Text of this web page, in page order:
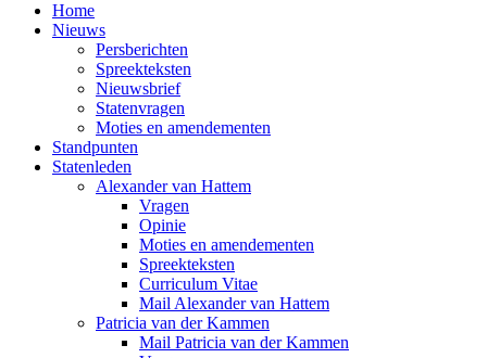
Home
Nieuws
Persberichten
Spreekteksten
Nieuwsbrief
Statenvragen
Moties en amendementen
Standpunten
Statenleden
Alexander van Hattem
Vragen
Opinie
Moties en amendementen
Spreekteksten
Curriculum Vitae
Mail Alexander van Hattem
Patricia van der Kammen
Mail Patricia van der Kammen